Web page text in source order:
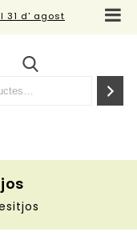
31 d' agost